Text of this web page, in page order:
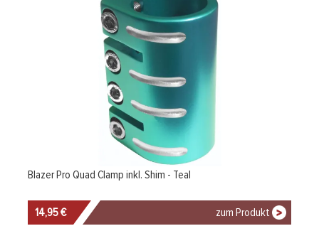
Blazer Pro Quad Clamp inkl. Shim - Teal
14,95 € zum Produkt